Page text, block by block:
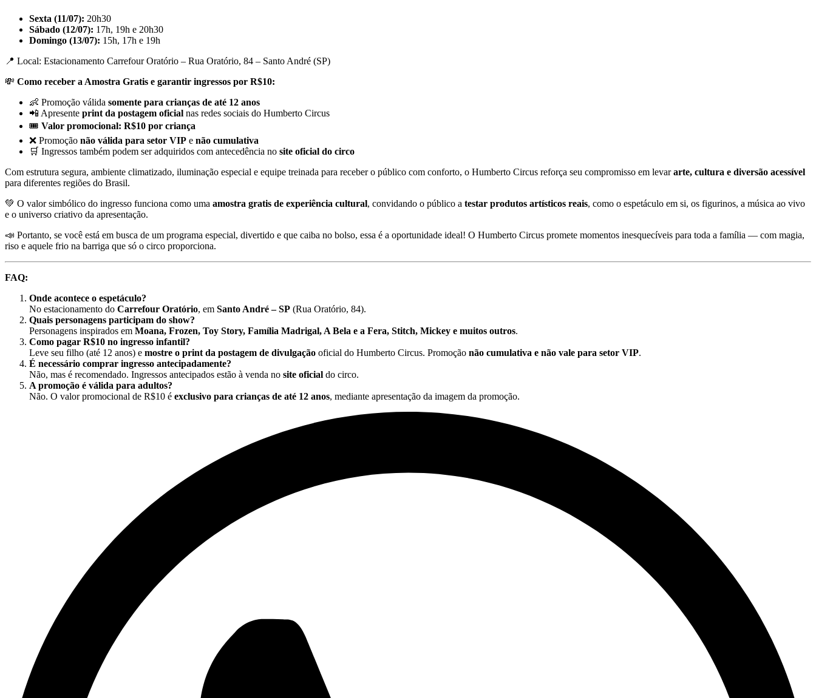
Sexta (11/07): 20h30
Sábado (12/07): 17h, 19h e 20h30
Domingo (13/07): 15h, 17h e 19h
📍 Local: Estacionamento Carrefour Oratório – Rua Oratório, 84 – Santo André (SP)
💸 Como receber a Amostra Gratis e garantir ingressos por R$10:
👶 Promoção válida somente para crianças de até 12 anos
📲 Apresente print da postagem oficial nas redes sociais do Humberto Circus
🎟️ Valor promocional: R$10 por criança
❌ Promoção não válida para setor VIP e não cumulativa
🛒 Ingressos também podem ser adquiridos com antecedência no site oficial do circo
Com estrutura segura, ambiente climatizado, iluminação especial e equipe treinada para receber o público com conforto, o Humberto Circus reforça seu compromisso em levararte, cultura e diversão acessível
para diferentes regiões do Brasil.
💚 O valor simbólico do ingresso funciona como uma amostra gratis de experiência cultural, convidando o público a testar produtos artísticos reais, como o espetáculo em si, os figurinos, a música ao vivo
e o universo criativo da apresentação.
📣 Portanto, se você está em busca de um programa especial, divertido e que caiba no bolso, essa é a oportunidade ideal! O Humberto Circus promete momentos inesquecíveis para toda a família — com magia,
riso e aquele frio na barriga que só o circo proporciona.
FAQ:
Onde acontece o espetáculo?
No estacionamento do Carrefour Oratório, em Santo André – SP (Rua Oratório, 84).
Quais personagens participam do show?
Personagens inspirados em Moana, Frozen, Toy Story, Família Madrigal, A Bela e a Fera, Stitch, Mickey e muitos outros.
Como pagar R$10 no ingresso infantil?
Leve seu filho (até 12 anos) e mostre o print da postagem de divulgação oficial do Humberto Circus. Promoção não cumulativa e não vale para setor VIP.
É necessário comprar ingresso antecipadamente?
Não, mas é recomendado. Ingressos antecipados estão à venda no site oficial do circo.
A promoção é válida para adultos?
Não. O valor promocional de R$10 é exclusivo para crianças de até 12 anos, mediante apresentação da imagem da promoção.